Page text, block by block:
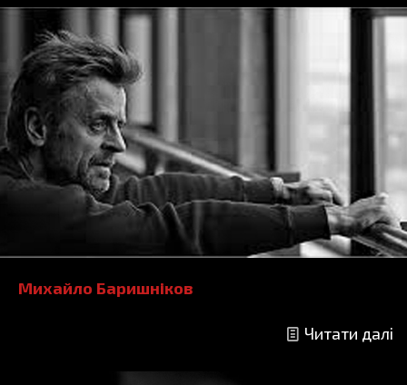
Михайло Баришніков
Читати далі